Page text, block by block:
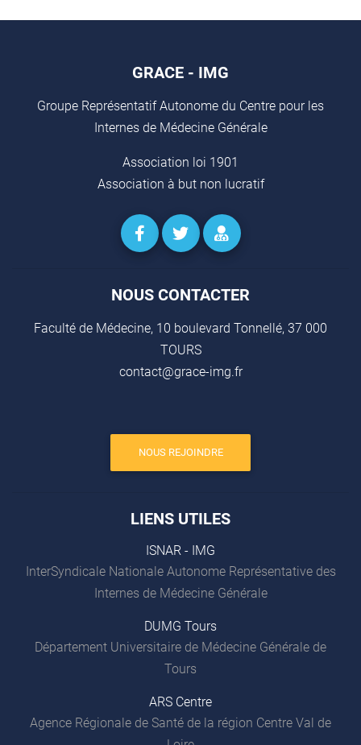
GRACE - IMG
Groupe Représentatif Autonome du Centre pour les
Internes de Médecine Générale
Association loi 1901
Association à but non lucratif
NOUS CONTACTER
Faculté de Médecine, 10 boulevard Tonnellé, 37 000
TOURS
contact@grace-img.fr
NOUS REJOINDRE
LIENS UTILES
ISNAR - IMG
InterSyndicale Nationale Autonome Représentative des
Internes de Médecine Générale
DUMG Tours
Département Universitaire de Médecine Générale de
Tours
ARS Centre
Agence Régionale de Santé de la région Centre Val de